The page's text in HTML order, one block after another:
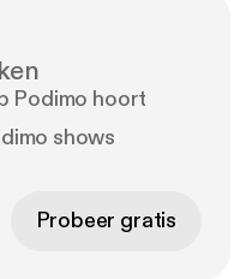
Podimo hoort
shows
Probeer gratis